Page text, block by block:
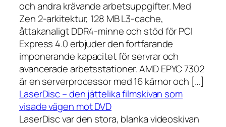
och andra krävande arbetsuppgifter. Med
Zen 2-arkitektur, 128 MB L3-cache,
åttakanaligt DDR4-minne och stöd för PCI
Express 4.0 erbjuder den fortfarande
imponerande kapacitet för servrar och
avancerade arbetsstationer. AMD EPYC 7302
är en serverprocessor med 16 kärnor och […]
LaserDisc – den jättelika filmskivan som
visade vägen mot DVD
LaserDisc var den stora, blanka videoskivan